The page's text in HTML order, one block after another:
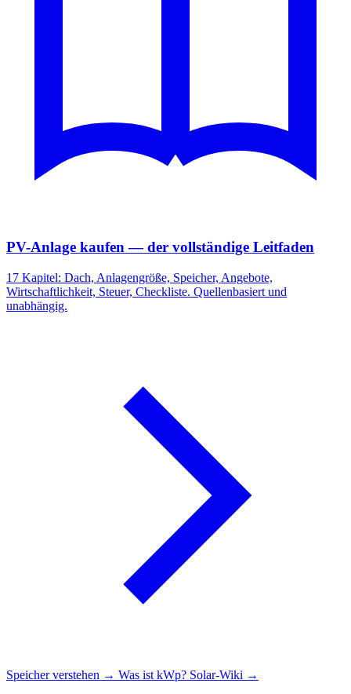
PV-Anlage kaufen — der vollständige Leitfaden
17 Kapitel: Dach, Anlagengröße, Speicher, Angebote,
Wirtschaftlichkeit, Steuer, Checkliste. Quellenbasiert und
unabhängig.
Speicher verstehen → Was ist kWp? Solar-Wiki →